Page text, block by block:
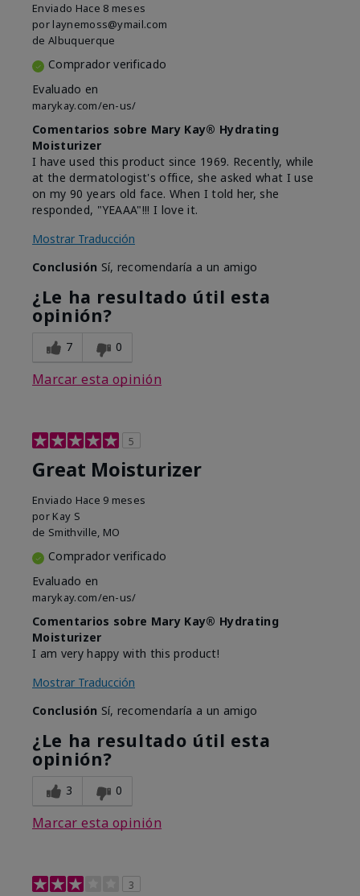
Enviado Hace 8 meses
por laynemoss@ymail.com
de Albuquerque
Comprador verificado
Evaluado en
marykay.com/en-us/
Comentarios sobre Mary Kay® Hydrating
Moisturizer
I have used this product since 1969. Recently, while
at the dermatologist's office, she asked what I use
on my 90 years old face. When I told her, she
responded, "YEAAA"!!! I love it.
Mostrar Traducción
Conclusión Sí, recomendaría a un amigo
¿Le ha resultado útil esta
opinión?
7 0
Marcar esta opinión
5
Great Moisturizer
Enviado Hace 9 meses
por Kay S
de Smithville, MO
Comprador verificado
Evaluado en
marykay.com/en-us/
Comentarios sobre Mary Kay® Hydrating
Moisturizer
I am very happy with this product!
Mostrar Traducción
Conclusión Sí, recomendaría a un amigo
¿Le ha resultado útil esta
opinión?
3 0
Marcar esta opinión
3